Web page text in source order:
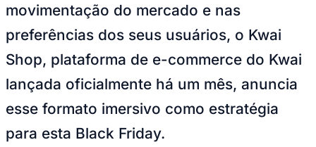
Brasileirão Série A
Brasileirão Série B
Paulistão
Copa do Brasil
Libertadores
Sul-Americana
Copa América
Champions League
Premier League
La Liga
Bundesliga
movimentação do mercado e nas
preferências dos seus usuários, o Kwai
Shop, plataforma de e-commerce do Kwai
lançada oficialmente há um mês, anuncia
esse formato imersivo como estratégia
para esta Black Friday.